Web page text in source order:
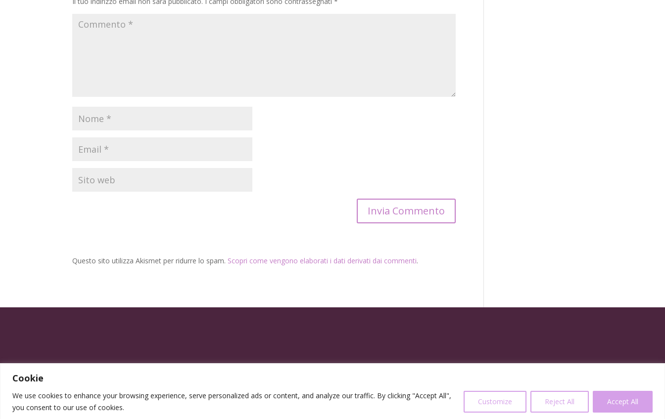
Cookie
We use cookies to enhance your browsing experience, serve personalized ads or content, and analyze our traffic. By clicking "Accept All",
you consent to our use of cookies.
Customize Reject All Accept All
Questo sito utilizza Akismet per ridurre lo spam. Scopri come vengono elaborati i dati derivati dai commenti.
Progettato da Elegrafica ©2025 - P.IVA 05552300963